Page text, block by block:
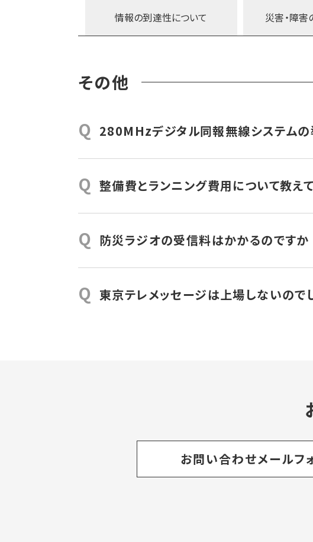
しかしせっかく高品質の音源を流そうとしても、デ
情報の到達性について 災害・障害
その他
Q 280MHzデジタル同報無線システム
緊急防災・減災事業債（緊防債）が活用できます
活用期限が令和7年度までとなっていますので、今か
Q 整備費とランニング費用について教え
①送信局（建設可能な山頂などに新設した場合）1局
②配信局（庁舎に主・副配信PC、Jアラート受信機、
③屋外拡声子局の整備単価についてはご照会くだ
なります。
④は工事会社非経由（弊社との物販契約）の場合です
Q 防災ラジオの受信料はかかるのですか
戸別受信機の利用にあたって受信料はかかりません
Q 東京テレメッセージは上場しないので
お問い合わせメールフ